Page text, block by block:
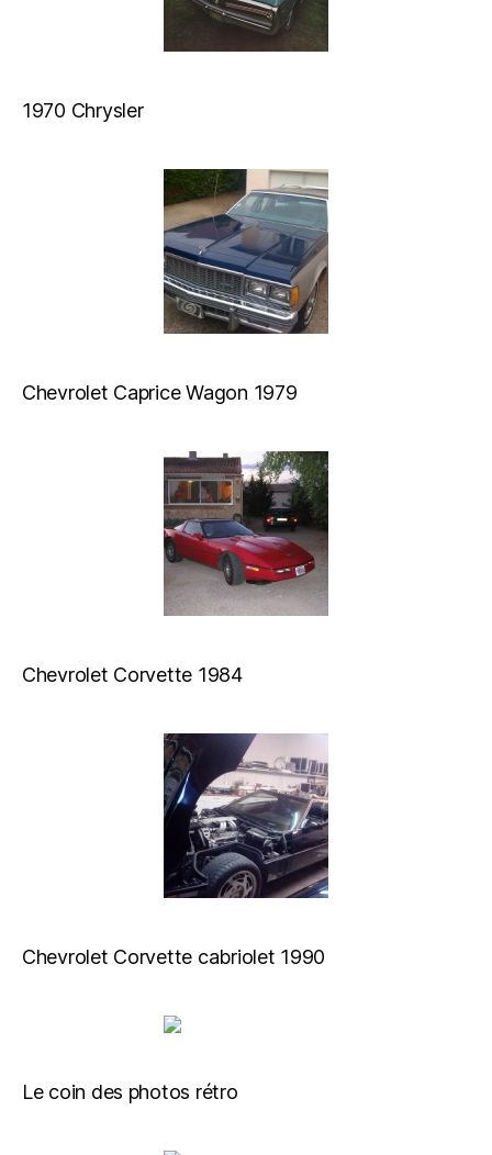
1970 Chrysler
Chevrolet Caprice Wagon 1979
Chevrolet Corvette 1984
Chevrolet Corvette cabriolet 1990
Le coin des photos rétro